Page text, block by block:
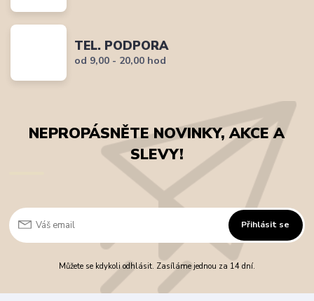
TEL. PODPORA
od 9,00 - 20,00 hod
NEPROPÁSNĚTE NOVINKY, AKCE A
SLEVY!
Přihlásit se
Můžete se kdykoli odhlásit. Zasíláme jednou za 14 dní.